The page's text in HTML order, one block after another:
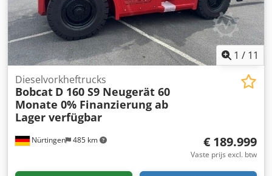
1 / 11
Nürtingen 485 km
Dieselvorkheftrucks
Bobcat D 160 S9 Neugerät 60
Monate 0% Finanzierung ab
Lager verfügbar
€ 189.999
Vaste prijs excl. btw